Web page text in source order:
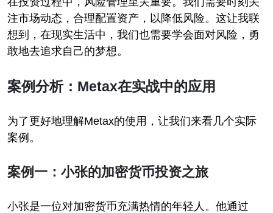
注市场动态，合理配置资产，以降低风险。这让我联
想到，在现实生活中，我们也需要学会面对风险，勇
敢地去追求自己的梦想。
案例分析：Metax在实战中的应用
为了更好地理解Metax的使用，让我们来看几个实际
案例。
案例一：小张的加密货币投资之旅
小张是一位对加密货币充满热情的年轻人。他通过